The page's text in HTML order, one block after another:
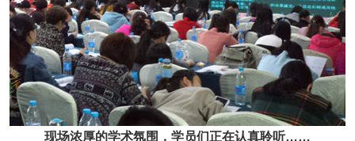
现场浓厚的学术氛围，学员们正在认真聆听……